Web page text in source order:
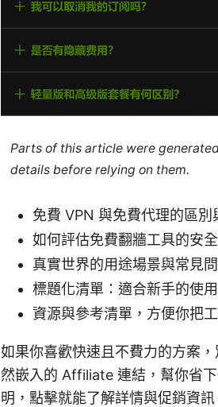
Parts of this article were
details before relying on them.
免費 VPN 與免費代理的區別
如何評估免費翻牆工具的安
真實世界的用途場景與常見
標題化清單：適合新手的使
資源與參考清單，方便你把
如果你喜歡快速且不費力的方案
然嵌入的 Affiliate 連結，幫你省
明，點擊就能了解詳情與促銷資